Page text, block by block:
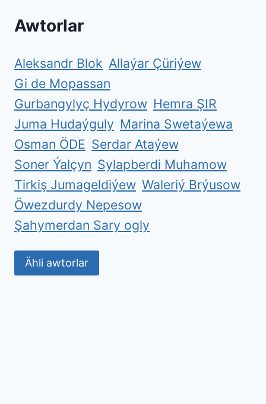
Awtorlar
Aleksandr Blok Allaýar Çüriýew
Gi de Mopassan
Gurbangylyç Hydyrow Hemra ŞIR
Juma Hudaýguly Marina Swetaýewa
Osman ÖDE Serdar Ataýew
Soner Ýalçyn Sylapberdi Muhamow
Tirkiş Jumageldiýew Waleriý Brýusow
Öwezdurdy Nepesow
Şahymerdan Sary ogly
Ähli awtorlar